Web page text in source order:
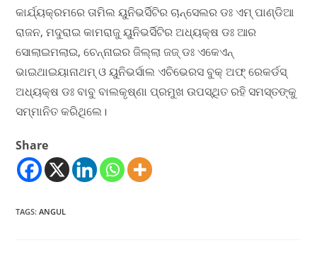
କାର୍ଯ୍ୟକ୍ରମରେ ତାମିଲ ୟୁନିଭର୍ସିଟିର ଚାନ୍ସେଲର ଡଃ ଏମ୍ ପାଣ୍ଡିଆ
ରାଜନ, ମଦୁରାଇ କାମରାଜୁ ୟୁନିଭର୍ସିଟିର ଅଧ୍ୟକ୍ଷ ଡଃ ଆର
ସୋଲାଇମଲାଇ, ଚେନ୍ନାଇର ଜିଲ୍ଲା ଜଜ୍ ଡଃ ଏକେଏନ୍
ଭାଇଥାଇୟାନାଥମ୍ ଓ ୟୁନିଭର୍ସାଲ ଏଚିଭେରସ ବୁକ୍ ଅଫ୍ ରେକର୍ଡସ୍
ଅଧ୍ୟକ୍ଷ ଡଃ ବାବୁ ବାଲକୃଷ୍ଣା ପ୍ରମୁଖ ଉପସ୍ଥିତ ରହି ସମସ୍ତଙ୍କୁ
ସମ୍ମାନିତ କରିଥିଲେ।
Share
TAGS:ANGUL